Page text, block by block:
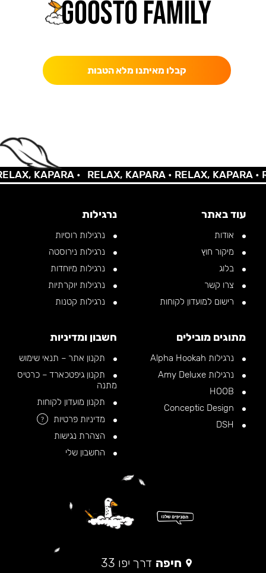
קבלו מאיתנו מלא הטבות
KAPARA • RELAX, KAPARA •RELAX, KAPARA •
עוד באתר
אודות
מיקור חוץ
בלוג
צרו קשר
רישום למועדון לקוחות
נרגילות
נרגילות רוסיות
נרגילות נירוסטה
נרגילות מיוחדות
נרגילות יוקרתיות
נרגילות קטנות
מתוגים מובילים
נרגילות Alpha Hookah
נרגילות Amy Deluxe
חשבון ומדיניות
תקנון אתר – תנאי שימוש
תקנון גיפטכארד – כרטיס
מתנה
תקנון מועדון לקוחות
מדיניות פרטיות
?
הצהרת נגישות
החשבון שלי
חיפה דרך יפו 33